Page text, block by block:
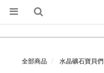
全部商品 水晶礦石寶貝們